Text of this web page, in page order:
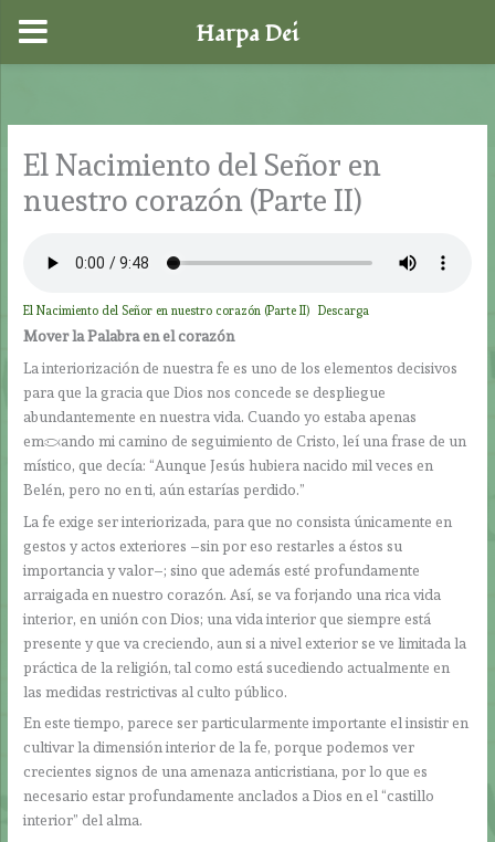
contenido
El Nacimiento del Señor en
nuestro corazón (Parte II)
El Nacimiento del Señor en nuestro corazón (Parte II) Descarga
Mover la Palabra en el corazón
La interiorización de nuestra fe es uno de los elementos decisivos
para que la gracia que Dios nos concede se despliegue
abundantemente en nuestra vida. Cuando yo estaba apenas
empezando mi camino de seguimiento de Cristo, leí una frase de un
místico, que decía: “Aunque Jesús hubiera nacido mil veces en
Belén, pero no en ti, aún estarías perdido.”
La fe exige ser interiorizada, para que no consista únicamente en
gestos y actos exteriores –sin por eso restarles a éstos su
importancia y valor–; sino que además esté profundamente
arraigada en nuestro corazón. Así, se va forjando una rica vida
interior, en unión con Dios; una vida interior que siempre está
presente y que va creciendo, aun si a nivel exterior se ve limitada la
práctica de la religión, tal como está sucediendo actualmente en
las medidas restrictivas al culto público.
En este tiempo, parece ser particularmente importante el insistir en
cultivar la dimensión interior de la fe, porque podemos ver
crecientes signos de una amenaza anticristiana, por lo que es
necesario estar profundamente anclados a Dios en el “castillo
interior” del alma.
Harpa Dei